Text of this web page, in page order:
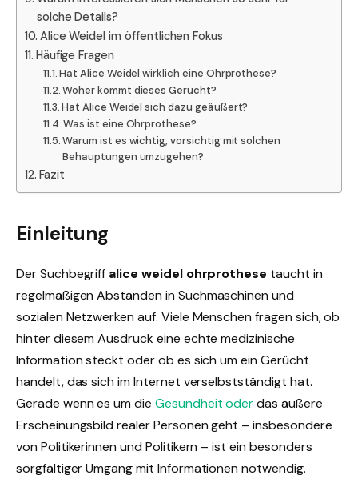
solche Details?
Alice Weidel im öffentlichen Fokus
Häufige Fragen
Hat Alice Weidel wirklich eine Ohrprothese?
Woher kommt dieses Gerücht?
Hat Alice Weidel sich dazu geäußert?
Was ist eine Ohrprothese?
Warum ist es wichtig, vorsichtig mit solchen
Behauptungen umzugehen?
Fazit
Einleitung
Der Suchbegriff alice weidel ohrprothese taucht in
regelmäßigen Abständen in Suchmaschinen und
sozialen Netzwerken auf. Viele Menschen fragen sich, ob
hinter diesem Ausdruck eine echte medizinische
Information steckt oder ob es sich um ein Gerücht
handelt, das sich im Internet verselbstständigt hat.
Gerade wenn es um die Gesundheit oderdas äußere
Erscheinungsbild realer Personen geht – insbesondere
von Politikerinnen und Politikern – ist ein besonders
sorgfältiger Umgang mit Informationen notwendig.